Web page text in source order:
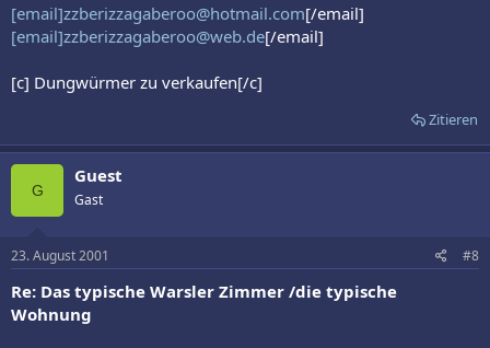
[email]zzberizzagaberoo@hotmail.com[/email]
[email]zzberizzagaberoo@web.de[/email]
[c] Dungwürmer zu verkaufen[/c]
Zitieren
G
Guest
Gast
23. August 2001 #8
Re: Das typische Warsler Zimmer /die typische
Wohnung